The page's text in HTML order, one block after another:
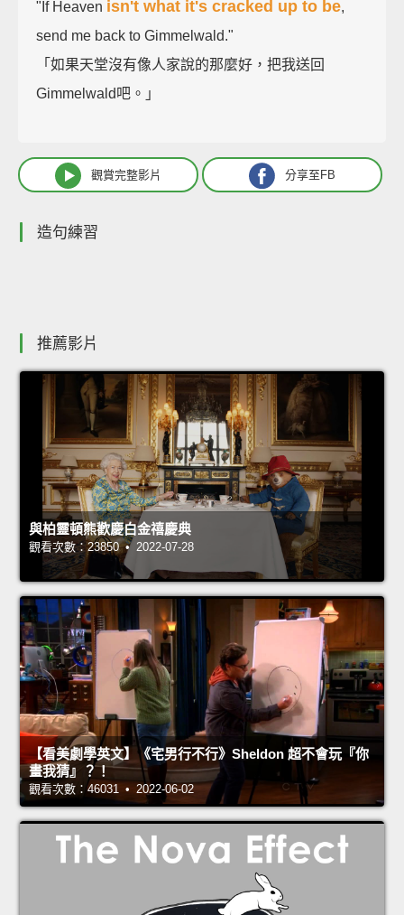
"If Heaven isn't what it's cracked up to be,
send me back to Gimmelwald."
「如果天堂沒有像人家說的那麼好，把我送回
Gimmelwald吧。」
觀賞完整影片 分享至FB
造句練習
推薦影片
與柏靈頓熊歡慶白金禧慶典
觀看次數：23850 • 2022-07-28
【看美劇學英文】《宅男行不行》Sheldon 超不會玩『你
畫我猜』？！
觀看次數：46031 • 2022-06-02